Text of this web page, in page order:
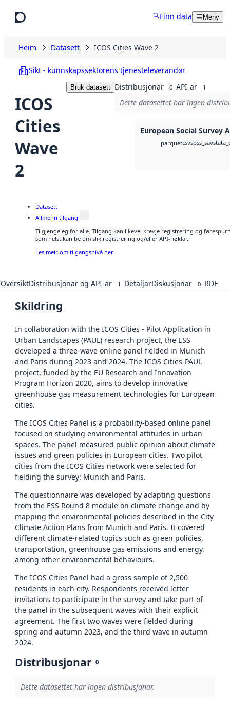
Finn data Meny
Heim Datasett ICOS Cities Wave 2
Sikt - kunnskapssektorens tjenesteleverandør
ICOS
Cities
Wave
2
Bruk datasett Distribusjonar 0 API-ar 1
Dette datasettet har ingen
European Social Survey
parquetcsvspss_sav
Datasett
Allmenn tilgang
Tilgjengeleg for alle. Tilgang kan likevel krevje registrering og
som helst kan be om slik registrering og/eller API-nøklar.
Les meir om tilgangsnivå her
OversiktDistribusjonar og API-ar 1 DetaljarDiskusjonar 0 RDF
Skildring
In collaboration with the ICOS Cities - Pilot Application in
Urban Landscapes (PAUL) research project, the ESS
developed a three-wave online panel fielded in Munich
and Paris during 2023 and 2024. The ICOS Cities-PAUL
project, funded by the EU Research and Innovation
Program Horizon 2020, aims to develop innovative
greenhouse gas measurement technologies for European
cities.
The ICOS Cities Panel is a probability-based online panel
focused on studying environmental attitudes in urban
spaces. The panel measured public opinion about climate
issues and green policies in European cities. Two pilot
cities from the ICOS Cities network were selected for
fielding the survey: Munich and Paris.
The questionnaire was developed by adapting questions
from the ESS Round 8 module on climate change and by
mapping the environmental policies described in the City
Climate Action Plans from Munich and Paris. It covered
different climate-related topics such as green policies,
transportation, greenhouse gas emissions and energy,
among other environmental behaviours.
The ICOS Cities Panel had a gross sample of 2,500
residents in each city. Respondents received letter
invitations to participate in the survey and take part of
the panel in the subsequent waves with their explicit
agreement. The first two waves were fielded during
spring and autumn 2023, and the third wave in autumn
2024.
Distribusjonar 0
Dette datasettet har ingen distribusjonar.